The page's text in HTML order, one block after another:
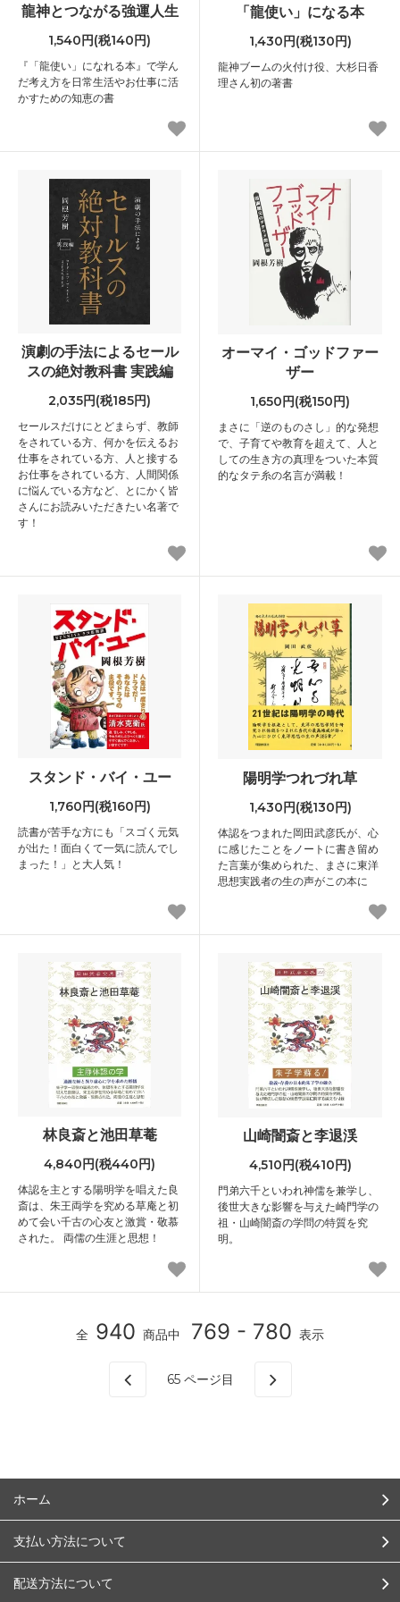
龍神とつながる強運人生
1,540円(税140円)
『「龍使い」になれる本』で学ん
だ考え方を日常生活やお仕事に活
かすための知恵の書
「龍使い」になる本
1,430円(税130円)
龍神ブームの火付け役、大杉日香
理さん初の著書
演劇の手法によるセール
スの絶対教科書 実践編
2,035円(税185円)
セールスだけにとどまらず、教師
をされている方、何かを伝えるお
仕事をされている方、人と接する
お仕事をされている方、人間関係
に悩んでいる方など、とにかく皆
さんにお読みいただきたい名著で
す！
オーマイ・ゴッドファー
ザー
1,650円(税150円)
まさに「逆のものさし」的な発想
で、子育てや教育を超えて、人と
しての生き方の真理をついた本質
的なタテ糸の名言が満載！
スタンド・バイ・ユー
1,760円(税160円)
読書が苦手な方にも「スゴく元気
が出た！面白くて一気に読んでし
まった！」と大人気！
陽明学つれづれ草
1,430円(税130円)
体認をつまれた岡田武彦氏が、心
に感じたことをノートに書き留め
た言葉が集められた、まさに東洋
思想実践者の生の声がこの本に
林良斎と池田草菴
4,840円(税440円)
体認を主とする陽明学を唱えた良
斎は、朱王両学を究める草庵と初
めて会い千古の心友と激賞・敬慕
された。 両儒の生涯と思想！
山崎闇斎と李退渓
4,510円(税410円)
門弟六千といわれ神儒を兼学し、
後世大きな影響を与えた崎門学の
祖・山崎闇斎の学問の特質を究
明。
全 940 商品中 769 - 780 表示
65 ページ目
ホーム
支払い方法について
配送方法について